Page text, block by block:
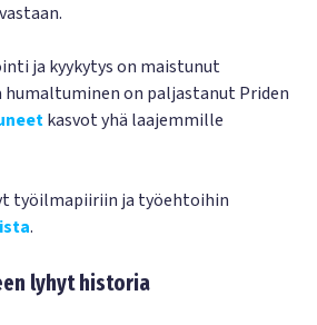
vastaan.
ja kyykytys on maistunut
on paljastanut Priden
kasvot yhä laajemmille
työilmapiiriin ja työehtoihin
.
lyhyt historia